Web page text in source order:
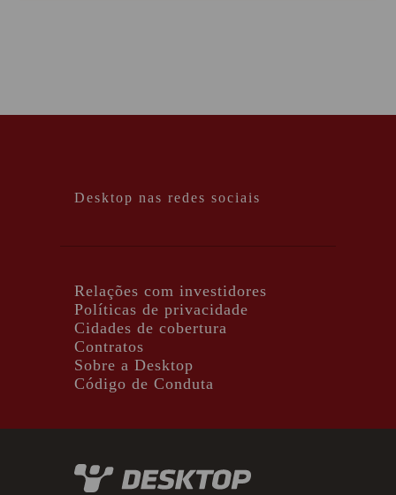
Desktop nas redes sociais
Relações com investidores
Políticas de privacidade
Cidades de cobertura
Contratos
Sobre a Desktop
Código de Conduta